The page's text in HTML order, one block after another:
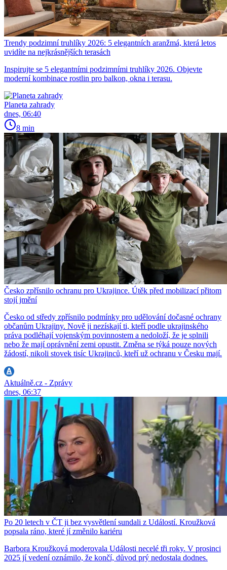
Trendy podzimní truhlíky 2026: 5 elegantních aranžmá, která letos
uvidíte na nejkrásnějších terasách
Inspirujte se 5 elegantními podzimními truhlíky 2026. Objevte
moderní kombinace rostlin pro balkon, okna i terasu.
Planeta zahrady
dnes, 06:40
8 min
Česko zpřísnilo ochranu pro Ukrajince. Útěk před mobilizací přitom
stojí jmění
Česko od středy zpřísnilo podmínky pro udělování dočasné ochrany
občanům Ukrajiny. Nově ji nezískají ti, kteří podle ukrajinského
práva podléhají vojenským povinnostem a nedoloží, že je splnili
nebo že mají oprávnění zemi opustit. Změna se týká pouze nových
žádostí, nikoli stovek tisíc Ukrajinců, kteří už ochranu v Česku mají.
Aktuálně.cz - Zprávy
dnes, 06:37
Po 20 letech v ČT ji bez vysvětlení sundali z Událostí. Kroužková
popsala ráno, které jí změnilo kariéru
Barbora Kroužková moderovala Události necelé tři roky. V prosinci
2025 jí vedení oznámilo, že končí, důvod prý nedostala dodnes.